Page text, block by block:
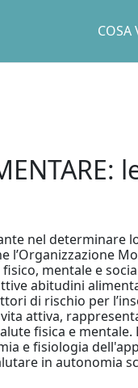
COSA
nel determinare
l’Organizzazione
mentale e
abitudini
di rischio per
attiva,
fisica e
e fisiologia
in autonomia